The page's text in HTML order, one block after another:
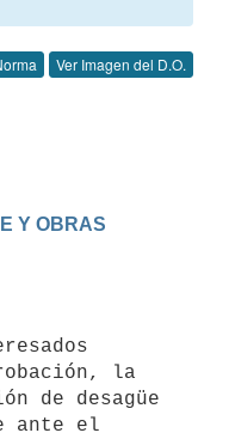
Ver Imagen del D.O.
Y OBRAS
la
de desagüe
ante el